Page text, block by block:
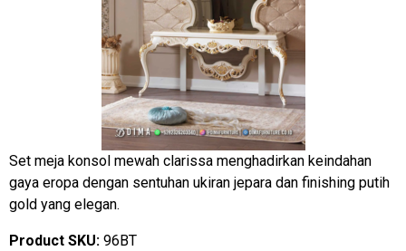
Set meja konsol mewah clarissa menghadirkan keindahan
gaya eropa dengan sentuhan ukiran jepara dan finishing putih
gold yang elegan.
Product SKU: 96BT